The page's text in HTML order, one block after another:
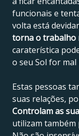
funcionais e
volta está
torna o trabalho
caraterística
o seu Sol for mal
Estas pessoas
suas relações,
Controlam as
utilizam também